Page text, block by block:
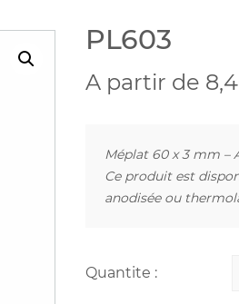
PL603
A partir de
Méplat 60 x 3 mm –
Ce produit est
anodisée ou
Quantite :